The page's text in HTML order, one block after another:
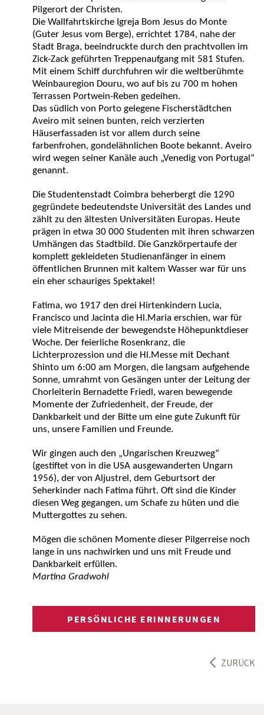
Pilgerort der Christen.
Die Wallfahrtskirche Igreja Bom Jesus do Monte
(Guter Jesus vom Berge), errichtet 1784, nahe der
Stadt Braga, beeindruckte durch den prachtvollen im
Zick-Zack geführten Treppenaufgang mit 581 Stufen.
Mit einem Schiff durchfuhren wir die weltberühmte
Weinbauregion Douru, wo auf bis zu 700 m hohen
Terrassen Portwein-Reben gedeihen.
Das südlich von Porto gelegene Fischerstädtchen
Aveiro mit seinen bunten, reich verzierten
Häuserfassaden ist vor allem durch seine
farbenfrohen, gondelähnlichen Boote bekannt. Aveiro
wird wegen seiner Kanäle auch „Venedig von Portugal“
genannt.
Die Studentenstadt Coimbra beherbergt die 1290
gegründete bedeutendste Universität des Landes und
zählt zu den ältesten Universitäten Europas. Heute
prägen in etwa 30 000 Studenten mit ihren schwarzen
Umhängen das Stadtbild. Die Ganzkörpertaufe der
komplett gekleideten Studienanfänger in einem
öffentlichen Brunnen mit kaltem Wasser war für uns
ein eher schauriges Spektakel!
Fatima, wo 1917 den drei Hirtenkindern Lucia,
Francisco und Jacinta die Hl.Maria erschien, war für
viele Mitreisende der bewegendste Höhepunktdieser
Woche. Der feierliche Rosenkranz, die
Lichterprozession und die Hl.Messe mit Dechant
Shinto um 6:00 am Morgen, die langsam aufgehende
Sonne, umrahmt von Gesängen unter der Leitung der
Chorleiterin Bernadette Friedl, waren bewegende
Momente der Zufriedenheit, der Freude, der
Dankbarkeit und der Bitte um eine gute Zukunft für
uns, unsere Familien und Freunde.
Wir gingen auch den „Ungarischen Kreuzweg“
(gestiftet von in die USA ausgewanderten Ungarn
1956), der von Aljustrel, dem Geburtsort der
Seherkinder nach Fatima führt. Oft sind die Kinder
diesen Weg gegangen, um Schafe zu hüten und die
Muttergottes zu sehen.
Mögen die schönen Momente dieser Pilgerreise noch
lange in uns nachwirken und uns mit Freude und
Dankbarkeit erfüllen.
Martina Gradwohl
PERSÖNLICHE ERINNERUNGEN
ZURÜCK